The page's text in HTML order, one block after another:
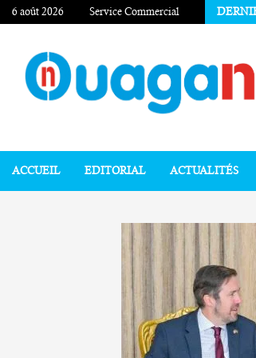
6 août 2026 Service Commercial
ACCUEIL EDITORIAL ACTUALITÉS